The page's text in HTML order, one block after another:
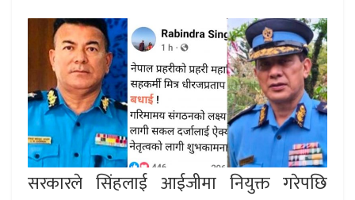
सरकारले सिंहलाई आईजीमा नियुक्त गरेपछि